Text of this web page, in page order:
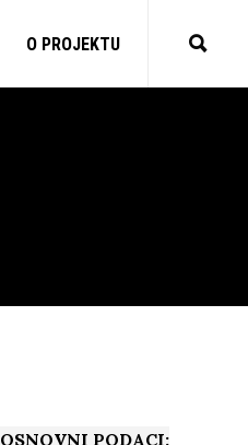
O PROJEKTU
OSNOVNI PODACI: